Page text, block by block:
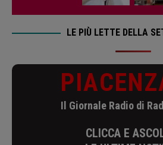
LE PIÙ LETTE DELLA
Il Giornale Radio di
CLICCA E